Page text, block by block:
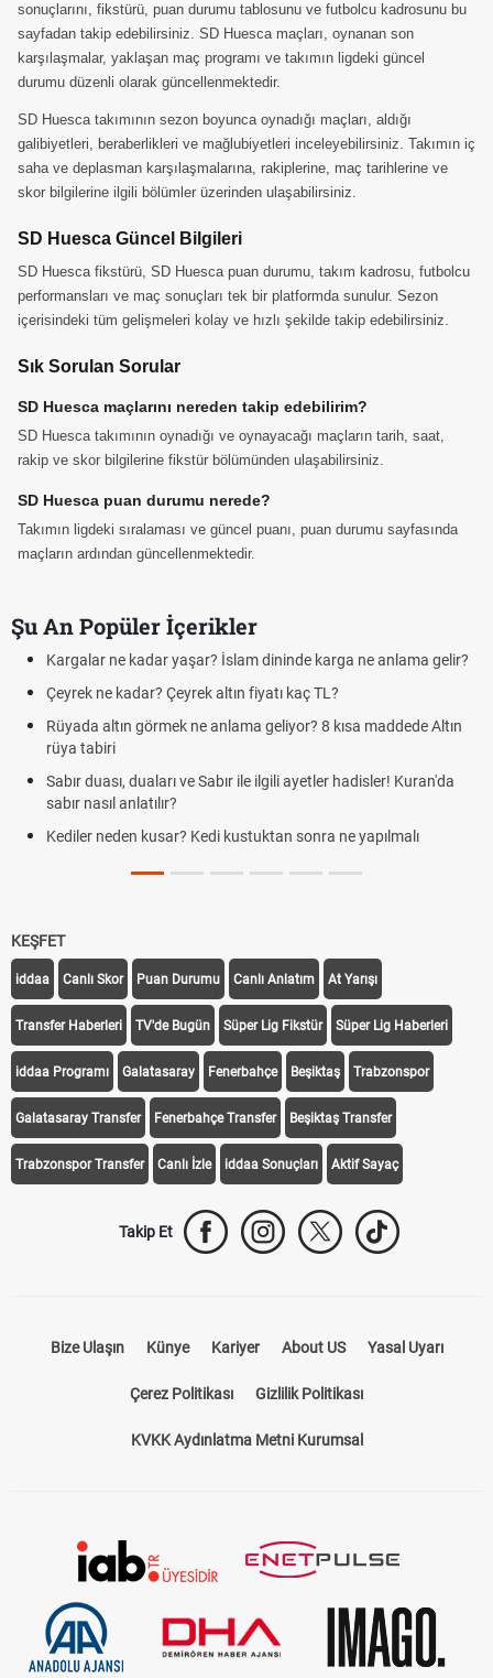
sonuçlarını, fikstürü, puan durumu tablosunu ve futbolcu kadrosunu bu
sayfadan takip edebilirsiniz. SD Huesca maçları, oynanan son
karşılaşmalar, yaklaşan maç programı ve takımın ligdeki güncel
durumu düzenli olarak güncellenmektedir.
SD Huesca takımının sezon boyunca oynadığı maçları, aldığı
galibiyetleri, beraberlikleri ve mağlubiyetleri inceleyebilirsiniz. Takımın iç
saha ve deplasman karşılaşmalarına, rakiplerine, maç tarihlerine ve
skor bilgilerine ilgili bölümler üzerinden ulaşabilirsiniz.
SD Huesca Güncel Bilgileri
SD Huesca fikstürü, SD Huesca puan durumu, takım kadrosu, futbolcu
performansları ve maç sonuçları tek bir platformda sunulur. Sezon
içerisindeki tüm gelişmeleri kolay ve hızlı şekilde takip edebilirsiniz.
Sık Sorulan Sorular
SD Huesca maçlarını nereden takip edebilirim?
SD Huesca takımının oynadığı ve oynayacağı maçların tarih, saat,
rakip ve skor bilgilerine fikstür bölümünden ulaşabilirsiniz.
SD Huesca puan durumu nerede?
Takımın ligdeki sıralaması ve güncel puanı, puan durumu sayfasında
maçların ardından güncellenmektedir.
Şu An Popüler İçerikler
Kargalar ne kadar yaşar? İslam dininde karga ne anlama gelir?
Çeyrek ne kadar? Çeyrek altın fiyatı kaç TL?
Rüyada altın görmek ne anlama geliyor? 8 kısa maddede Altın
rüya tabiri
Sabır duası, duaları ve Sabır ile ilgili ayetler hadisler! Kuran'da
sabır nasıl anlatılır?
Kediler neden kusar? Kedi kustuktan sonra ne yapılmalı
KEŞFET
iddaa Canlı Skor Puan Durumu Canlı Anlatım At Yarışı
Transfer Haberleri TV'de Bugün Süper Lig Fikstür Süper Lig Haberleri
iddaa Programı Galatasaray Fenerbahçe Beşiktaş Trabzonspor
Galatasaray Transfer Fenerbahçe Transfer Beşiktaş Transfer
Trabzonspor Transfer Canlı İzle iddaa Sonuçları Aktif Sayaç
Takip Et
Bize Ulaşın Künye Kariyer About US Yasal Uyarı
Çerez Politikası Gizlilik Politikası
KVKK Aydınlatma Metni Kurumsal